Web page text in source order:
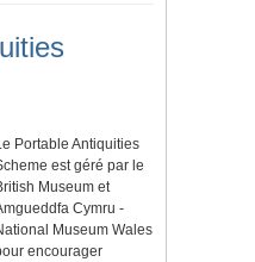
Portable Antiquities
est géré par le
Museum et
Cymru -
Museum Wales
encourager